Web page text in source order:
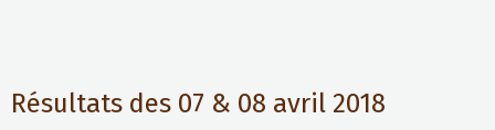
Résultats des 07 & 08 avril 2018